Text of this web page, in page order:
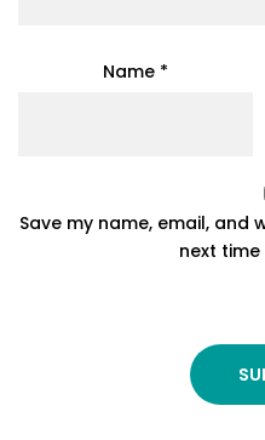
Name *
Save my name, email, and
next